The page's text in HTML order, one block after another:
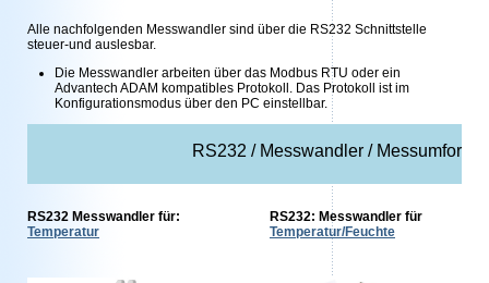
Alle nachfolgenden Messwandler sind über die RS232 Schnittstelle
steuer-und auslesbar.
Die Messwandler arbeiten über das Modbus RTU oder ein
Advantech ADAM kompatibles Protokoll. Das Protokoll ist im
Konfigurationsmodus über den PC einstellbar.
RS232 / Messwandler /
RS232 Messwandler für:
Temperatur
RS232: Messwandler für
Temperatur/Feuchte